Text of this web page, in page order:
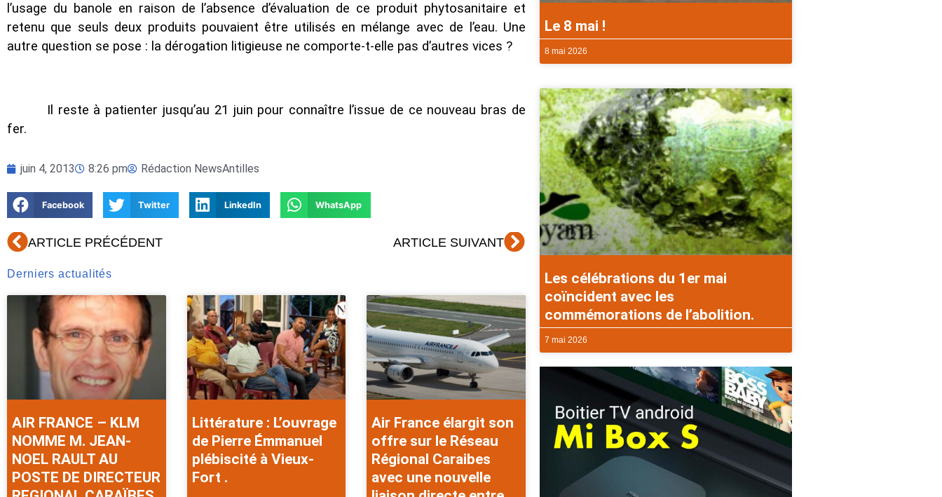
l’usage du banole en raison de l’absence d’évaluation de ce produit phytosanitaire et
retenu que seuls deux produits pouvaient être utilisés en mélange avec de l’eau. Une
autre question se pose : la dérogation litigieuse ne comporte-t-elle pas d’autres vices ?
Il reste à patienter jusqu’au 21 juin pour connaître l’issue de ce nouveau bras de
fer.
juin 4, 2013 8:26 pm Rédaction NewsAntilles
Facebook Twitter LinkedIn WhatsApp
Précédent
ARTICLE PRÉCÉDENT ARTICLE SUIVANTSuivant
Derniers actualités
AIR FRANCE – KLM
NOMME M. JEAN-
NOEL RAULT AU
POSTE DE DIRECTEUR
Littérature : L’ouvrage
de Pierre Émmanuel
plébiscité à Vieux-
Fort .
Air France élargit son
offre sur le Réseau
Régional Caraibes
avec une nouvelle
Le 8 mai !
8 mai 2026
Les célébrations du 1er mai
coïncident avec les
commémorations de l’abolition.
7 mai 2026